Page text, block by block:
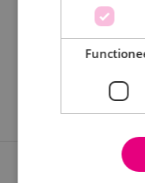
Uren
MBO